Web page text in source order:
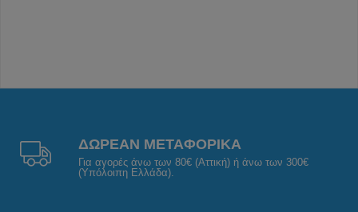
ΔΩΡΕΑΝ ΜΕΤΑΦΟΡΙΚΑ
Για αγορές άνω των 80€ (Αττική) ή άνω των 300€
(Υπόλοιπη Ελλάδα).